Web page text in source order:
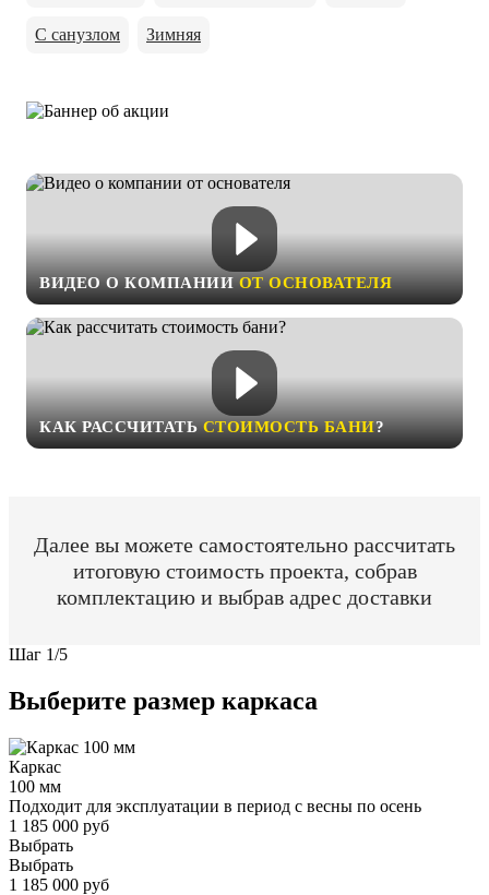
С санузлом Зимняя
ВИДЕО О КОМПАНИИОТ ОСНОВАТЕЛЯ
КАК РАССЧИТАТЬСТОИМОСТЬ БАНИ?
Далее вы можете самостоятельно рассчитать
итоговую стоимость проекта, собрав
комплектацию и выбрав адрес доставки
Шаг 1/5
Выберите размер каркаса
Каркас
100 мм
Подходит для эксплуатации в период с весны по осень
1 185 000 руб
Выбрать
Выбрать
1 185 000 руб